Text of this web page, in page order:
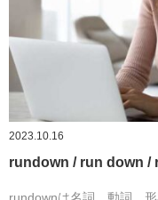
2023.10.16
rundown / run down /
rundownは名詞、動詞、